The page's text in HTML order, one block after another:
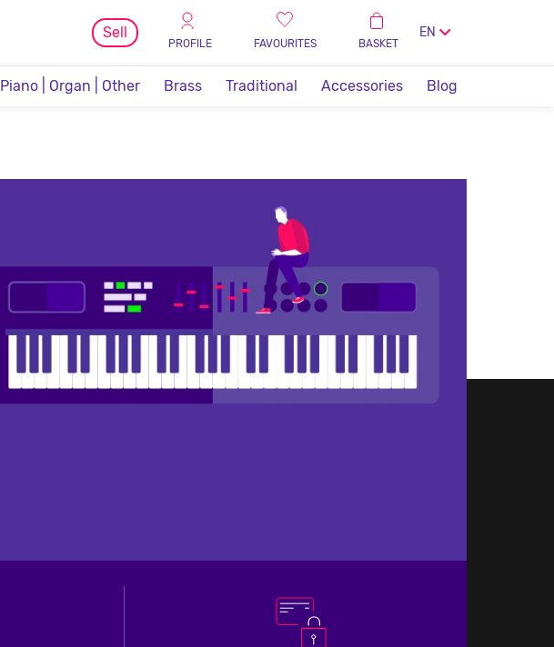
Sell
PROFILE FAVOURITES BASKET
EN
Piano | Organ | Other Brass Traditional Accessories Blog